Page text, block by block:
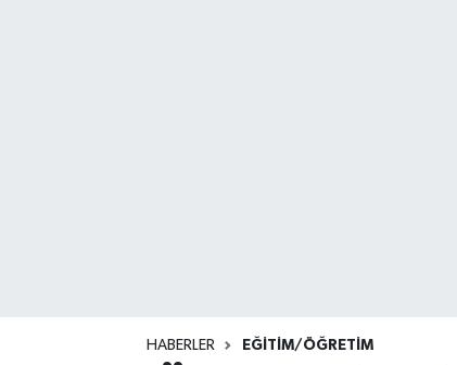
HABERLER EĞİTİM/ÖĞRETİM